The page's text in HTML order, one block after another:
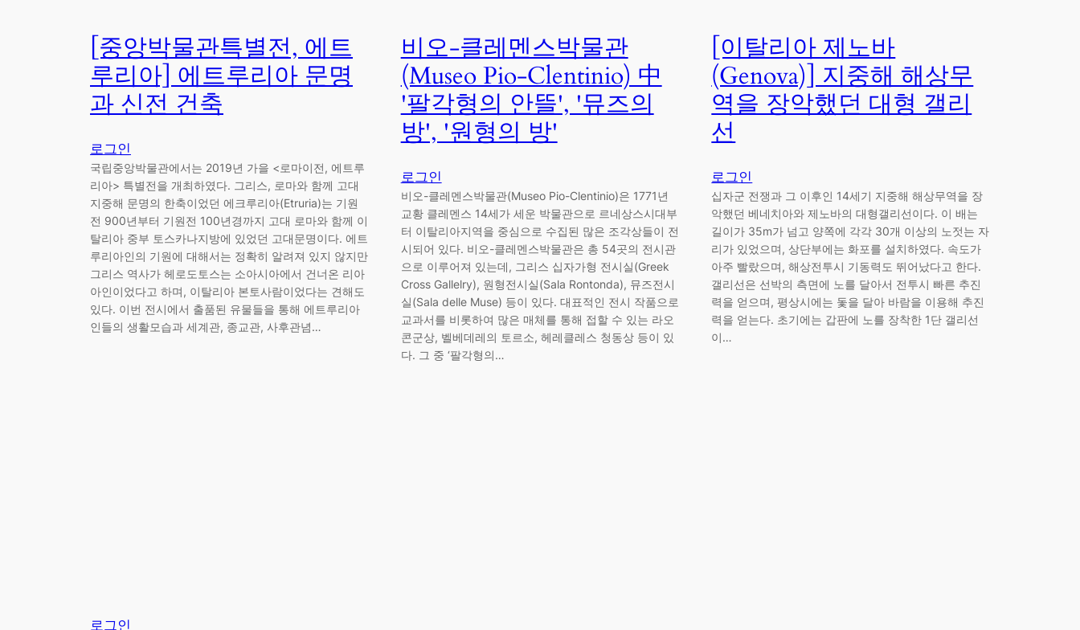
[중앙박물관특별전, 에트
루리아] 에트루리아 문명
과 신전 건축
로그인
국립중앙박물관에서는 2019년 가을 <로마이전, 에트루
리아> 특별전을 개최하였다. 그리스, 로마와 함께 고대
지중해 문명의 한축이었던 에크루리아(Etruria)는 기원
전 900년부터 기원전 100년경까지 고대 로마와 함께 이
탈리아 중부 토스카나지방에 있었던 고대문명이다. 에트
루리아인의 기원에 대해서는 정확히 알려져 있지 않지만
그리스 역사가 헤로도토스는 소아시아에서 건너온 리아
아인이었다고 하며, 이탈리아 본토사람이었다는 견해도
있다. 이번 전시에서 출품된 유물들을 통해 에트루리아
인들의 생활모습과 세계관, 종교관, 사후관념…
비오-클레멘스박물관
(Museo Pio-Clentinio) 中
'팔각형의 안뜰', '뮤즈의
방', '원형의 방'
로그인
비오-클레멘스박물관(Museo Pio-Clentinio)은 1771년
교황 클레멘스 14세가 세운 박물관으로 르네상스시대부
터 이탈리아지역을 중심으로 수집된 많은 조각상들이 전
시되어 있다. 비오-클레멘스박물관은 총 54곳의 전시관
으로 이루어져 있는데, 그리스 십자가형 전시실(Greek
Cross Gallelry), 원형전시실(Sala Rontonda), 뮤즈전시
실(Sala delle Muse) 등이 있다. 대표적인 전시 작품으로
교과서를 비롯하여 많은 매체를 통해 접할 수 있는 라오
콘군상, 벨베데레의 토르소, 헤레클레스 청동상 등이 있
다. 그 중 ‘팔각형의…
[이탈리아 제노바
(Genova)] 지중해 해상무
역을 장악했던 대형 갤리
선
로그인
십자군 전쟁과 그 이후인 14세기 지중해 해상무역을 장
악했던 베네치아와 제노바의 대형갤리선이다. 이 배는
길이가 35m가 넘고 양쪽에 각각 30개 이상의 노젓는 자
리가 있었으며, 상단부에는 화포를 설치하였다. 속도가
아주 빨랐으며, 해상전투시 기동력도 뛰어났다고 한다.
갤리선은 선박의 측면에 노를 달아서 전투시 빠른 추진
력을 얻으며, 평상시에는 돛을 달아 바람을 이용해 추진
력을 얻는다. 초기에는 갑판에 노를 장착한 1단 갤리선
이…
로그인